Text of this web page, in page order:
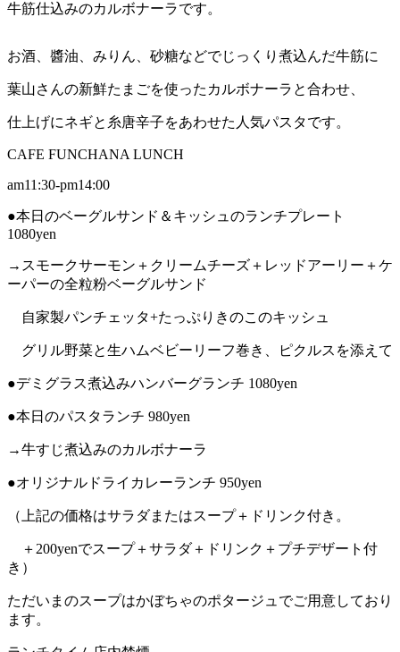
牛筋仕込みのカルボナーラです。
お酒、醬油、みりん、砂糖などでじっくり煮込んだ牛筋に
葉山さんの新鮮たまごを使ったカルボナーラと合わせ、
仕上げにネギと糸唐辛子をあわせた人気パスタです。
CAFE FUNCHANA LUNCH
am11:30-pm14:00
●本日のベーグルサンド＆キッシュのランチプレート
1080yen
→スモークサーモン＋クリームチーズ＋レッドアーリー＋ケ
ーパーの全粒粉ベーグルサンド
自家製パンチェッタ+たっぷりきのこのキッシュ
グリル野菜と生ハムベビーリーフ巻き、ピクルスを添えて
●デミグラス煮込みハンバーグランチ 1080yen
●本日のパスタランチ 980yen
→牛すじ煮込みのカルボナーラ
●オリジナルドライカレーランチ 950yen
（上記の価格はサラダまたはスープ＋ドリンク付き。
＋200yenでスープ＋サラダ＋ドリンク＋プチデザート付
き）
ただいまのスープはかぼちゃのポタージュでご用意しており
ます。